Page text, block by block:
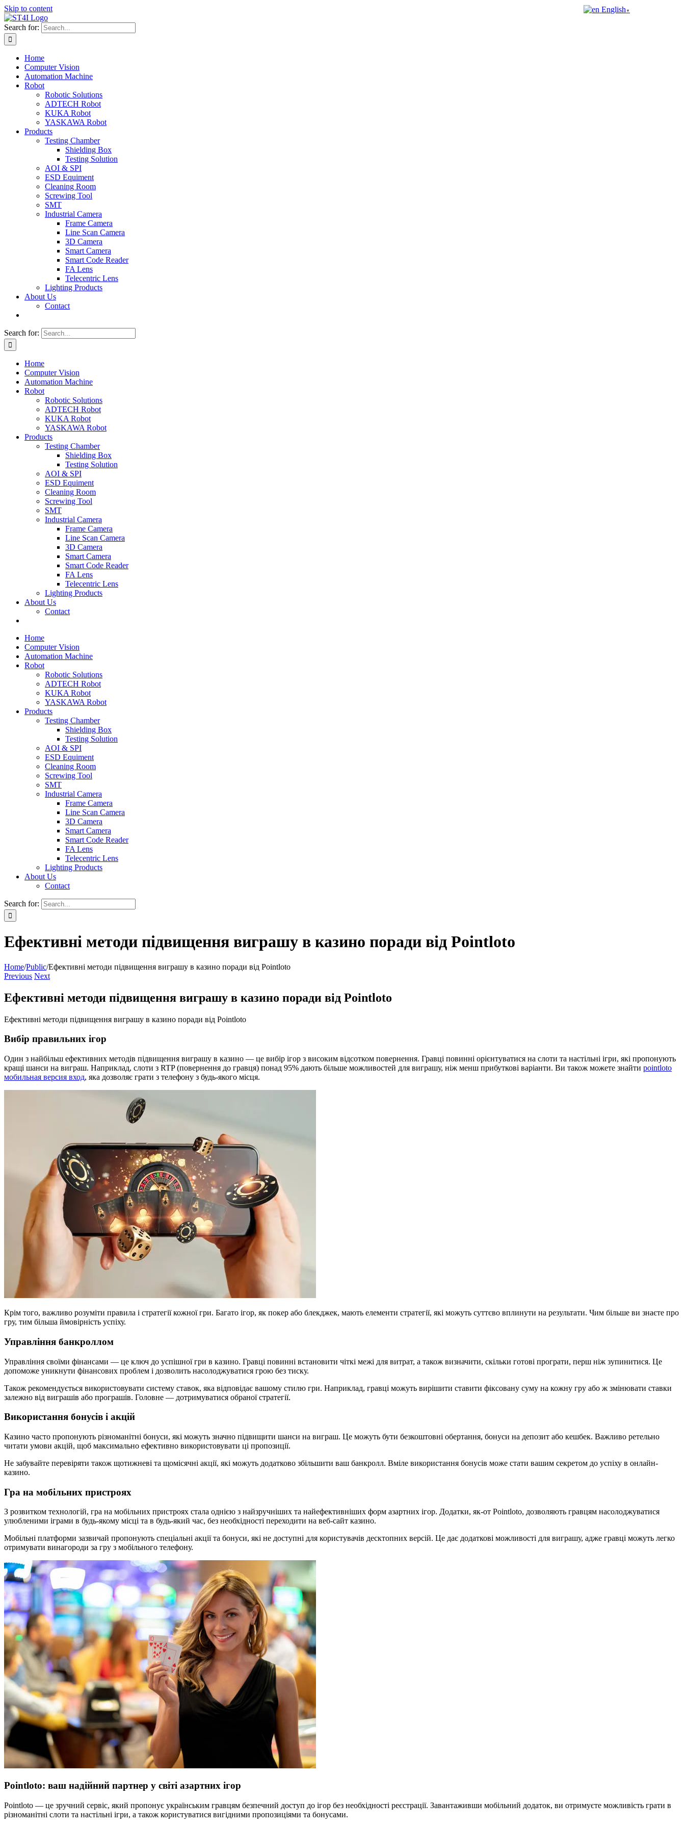
Skip to content
Search for:
Home
Computer Vision
Automation Machine
Robot
Robotic Solutions
ADTECH Robot
KUKA Robot
YASKAWA Robot
Products
Testing Chamber
Shielding Box
Testing Solution
AOI & SPI
ESD Equiment
Cleaning Room
Screwing Tool
SMT
Industrial Camera
Frame Camera
Line Scan Camera
3D Camera
Smart Camera
Smart Code Reader
FA Lens
Telecentric Lens
Lighting Products
About Us
Contact
Search for:
Home
Computer Vision
Automation Machine
Robot
Robotic Solutions
ADTECH Robot
KUKA Robot
YASKAWA Robot
Products
Testing Chamber
Shielding Box
Testing Solution
AOI & SPI
ESD Equiment
Cleaning Room
Screwing Tool
SMT
Industrial Camera
Frame Camera
Line Scan Camera
3D Camera
Smart Camera
Smart Code Reader
FA Lens
Telecentric Lens
Lighting Products
About Us
Contact
Home
Computer Vision
Automation Machine
Robot
Robotic Solutions
ADTECH Robot
KUKA Robot
YASKAWA Robot
Products
Testing Chamber
Shielding Box
Testing Solution
AOI & SPI
ESD Equiment
Cleaning Room
Screwing Tool
SMT
Industrial Camera
Frame Camera
Line Scan Camera
3D Camera
Smart Camera
Smart Code Reader
FA Lens
Telecentric Lens
Lighting Products
About Us
Contact
Search for:
Ефективні методи підвищення виграшу в казино поради від Pointloto
Home/Public/Ефективні методи підвищення виграшу в казино поради від Pointloto
Previous Next
Ефективні методи підвищення виграшу в казино поради від Pointloto
Ефективні методи підвищення виграшу в казино поради від Pointloto
Вибір правильних ігор
Один з найбільш ефективних методів підвищення виграшу в казино — це вибір ігор з високим відсотком повернення. Гравці повинні орієнтуватися на слоти та настільні ігри, які пропонують
кращі шанси на виграш. Наприклад, слоти з RTP (повернення до гравця) понад 95% дають більше можливостей для виграшу, ніж менш прибуткові варіанти. Ви також можете знайти pointloto
мобильная версия вход, яка дозволяє грати з телефону з будь-якого місця.
Крім того, важливо розуміти правила і стратегії кожної гри. Багато ігор, як покер або блекджек, мають елементи стратегії, які можуть суттєво вплинути на результати. Чим більше ви знаєте про
гру, тим більша ймовірність успіху.
Управління банкроллом
Управління своїми фінансами — це ключ до успішної гри в казино. Гравці повинні встановити чіткі межі для витрат, а також визначити, скільки готові програти, перш ніж зупинитися. Це
допоможе уникнути фінансових проблем і дозволить насолоджуватися грою без тиску.
Також рекомендується використовувати систему ставок, яка відповідає вашому стилю гри. Наприклад, гравці можуть вирішити ставити фіксовану суму на кожну гру або ж змінювати ставки
залежно від виграшів або програшів. Головне — дотримуватися обраної стратегії.
Використання бонусів і акцій
Казино часто пропонують різноманітні бонуси, які можуть значно підвищити шанси на виграш. Це можуть бути безкоштовні обертання, бонуси на депозит або кешбек. Важливо ретельно
читати умови акцій, щоб максимально ефективно використовувати ці пропозиції.
Не забувайте перевіряти також щотижневі та щомісячні акції, які можуть додатково збільшити ваш банкролл. Вмілe використання бонусів може стати вашим секретом до успіху в онлайн-
казино.
Гра на мобільних пристроях
З розвитком технологій, гра на мобільних пристроях стала однією з найзручніших та найефективніших форм азартних ігор. Додатки, як-от Pointloto, дозволяють гравцям насолоджуватися
улюбленими іграми в будь-якому місці та в будь-який час, без необхідності переходити на веб-сайт казино.
Мобільні платформи зазвичай пропонують спеціальні акції та бонуси, які не доступні для користувачів десктопних версій. Це дає додаткові можливості для виграшу, адже гравці можуть легко
отримувати винагороди за гру з мобільного телефону.
Pointloto: ваш надійний партнер у світі азартних ігор
Pointloto — це зручний сервіс, який пропонує українським гравцям безпечний доступ до ігор без необхідності реєстрації. Завантаживши мобільний додаток, ви отримуєте можливість грати в
різноманітні слоти та настільні ігри, а також користуватися вигідними пропозиціями та бонусами.
English ▼